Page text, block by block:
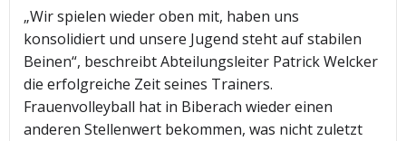
„Wir spielen wieder oben mit, haben uns
konsolidiert und unsere Jugend steht auf stabilen
Beinen“, beschreibt Abteilungsleiter Patrick Welcker
die erfolgreiche Zeit seines Trainers.
Frauenvolleyball hat in Biberach wieder einen
anderen Stellenwert bekommen, was nicht zuletzt